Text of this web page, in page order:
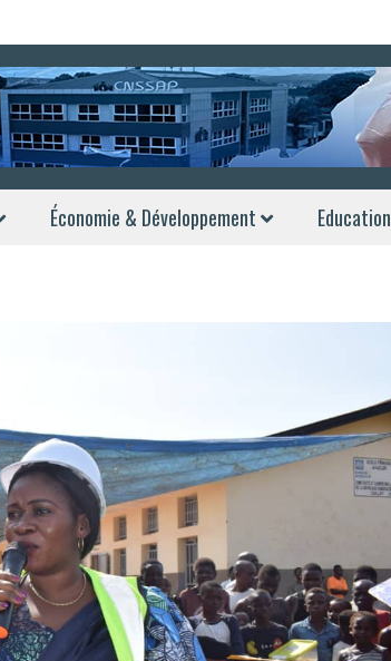
Économie & Développement Education